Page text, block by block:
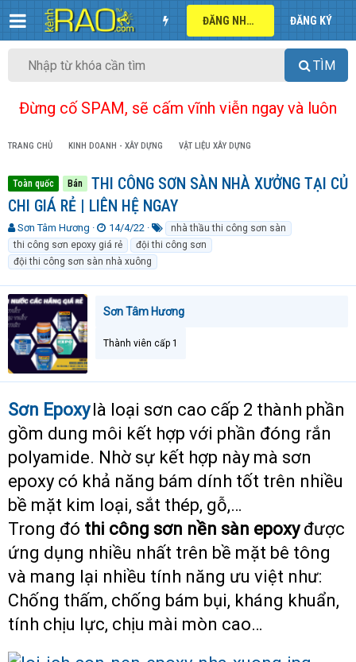
ĐĂNG NHẬP ĐĂNG KÝ
TÌM
Đừng cố SPAM, sẽ cấm vĩnh viễn ngay và luôn
TRANG CHỦ KINH DOANH - XÂY DỰNG VẬT LIỆU XÂY DỰNG
Toàn quốc Bán
THI CÔNG SƠN SÀN NHÀ XƯỞNG TẠI CỦ
CHI GIÁ RẺ | LIÊN HỆ NGAY
T
h
r
e
a
d
s
t
a
r
e
Sơn Tâm Hương
N
g
à
y
g
i
14/4/22
ừ
k
ó
nhà thầu thi công sơn sàn
thi công sơn epoxy giá rẻ
đội thi công sơn
đội thi công sơn sàn nhà xuông
Sơn Tâm Hương
Thành viên cấp 1
Sơn Epoxy là loại sơn cao cấp 2 thành phần
gồm dung môi kết hợp với phần đóng rắn
polyamide. Nhờ sự kết hợp này mà sơn
epoxy có khả năng bám dính tốt trên nhiều
bề mặt kim loại, sắt thép, gỗ,…
Trong đó thi công sơn nền sàn epoxyđược
ứng dụng nhiều nhất trên bề mặt bê tông
và mang lại nhiều tính năng ưu việt như:
Chống thấm, chống bám bụi, kháng khuẩn,
tính chịu lực, chịu mài mòn cao…